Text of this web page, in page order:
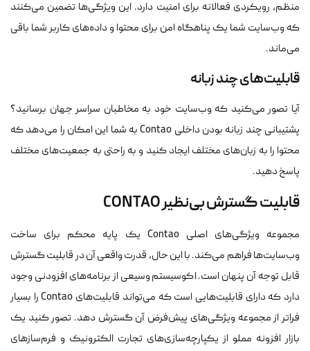
منظم، رویکردی فعالانه برای امنیت دارد. این ویژگی‌ها تضمین می‌کنند
که وب‌سایت شما یک پناهگاه امن برای محتوا و داده‌های کاربر شما باقی
می‌ماند.
قابلیت‌های چند زبانه
آیا تصور می‌کنید که وب‌سایت خود به مخاطبان سراسر جهان برسانید؟
پشتیبانی چند زبانه بودن داخلی Contao به شما این امکان را می‌دهد که
محتوا را به زبان‌های مختلف ایجاد کنید و به راحتی به جمعیت‌های مختلف
پاسخ دهید.
قابلیت گسترش بی‌نظیر CONTAO
مجموعه ویژگی‌های اصلی Contao یک پایه محکم برای ساخت
وب‌سایت‌ها فراهم می‌کند. با این حال، قدرت واقعی آن در قابلیت گسترش
قابل توجه آن پنهان است. اکوسیستم وسیعی از برنامه‌های افزودنی وجود
دارد که دارای قابلیت‌هایی است که می‌تواند قابلیت‌های Contao را بسیار
فراتر از مجموعه ویژگی‌های پیش‌فرض آن گسترش دهد. تصور کنید یک
بازار افزونه مملو از یکپارچه‌سازی‌‌های تجارت الکترونیک و فرم‌سازهای